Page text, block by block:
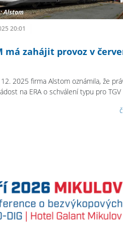
20:01
má zahájit provoz v
2025 firma Alstom oznámila, že
na ERA o schválení typu pro TGV